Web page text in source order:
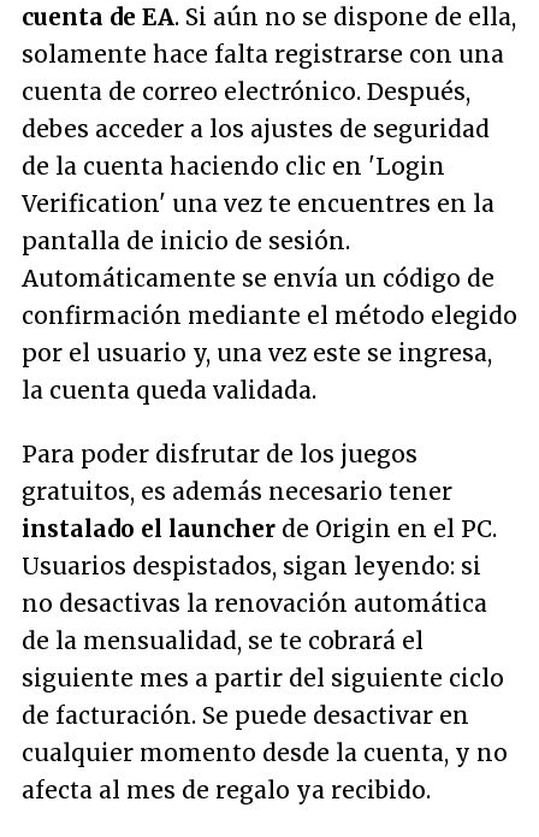
cuenta de EA. Si aún no se dispone de ella,
solamente hace falta registrarse con una
cuenta de correo electrónico. Después,
debes acceder a los ajustes de seguridad
de la cuenta haciendo clic en 'Login
Verification' una vez te encuentres en la
pantalla de inicio de sesión.
Automáticamente se envía un código de
confirmación mediante el método elegido
por el usuario y, una vez este se ingresa,
la cuenta queda validada.
Para poder disfrutar de los juegos
gratuitos, es además necesario tener
instalado el launcher de Origin en el PC.
Usuarios despistados, sigan leyendo: si
no desactivas la renovación automática
de la mensualidad, se te cobrará el
siguiente mes a partir del siguiente ciclo
de facturación. Se puede desactivar en
cualquier momento desde la cuenta, y no
afecta al mes de regalo ya recibido.